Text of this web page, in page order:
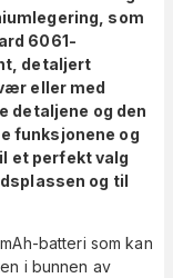
som
6061-
detaljert
eller med
detaljene og den
funksjonene og
et perfekt valg
og til
batteri som kan
i bunnen av